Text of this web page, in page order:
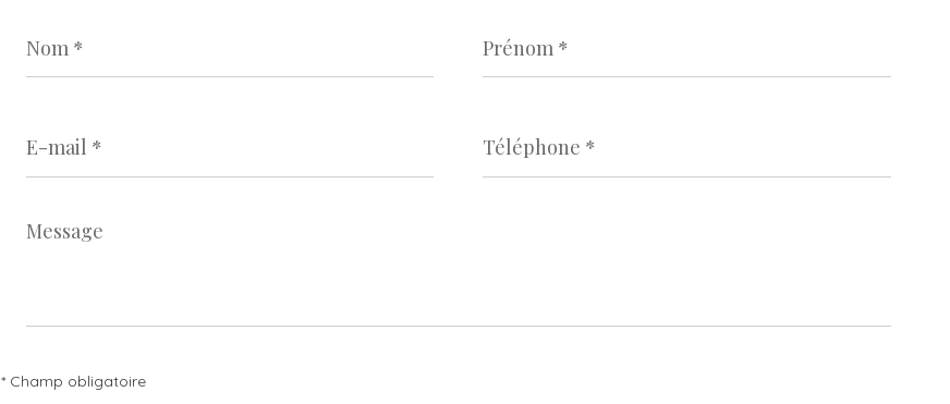
* *
mail
*
*
Message
*
* Champ obligatoire